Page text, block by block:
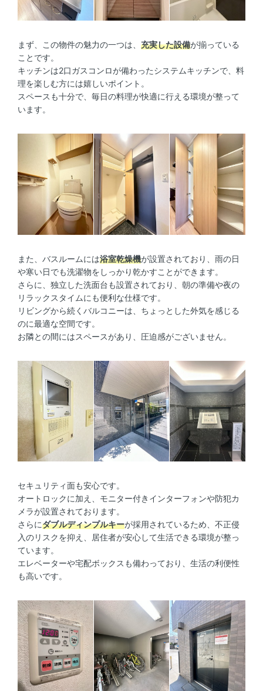
まず、この物件の魅力の一つは、 充実した設備が揃っている
ことです。
キッチンは2口ガスコンロが備わったシステムキッチンで、料
理を楽しむ方には嬉しいポイント。
スペースも十分で、毎日の料理が快適に行える環境が整って
います。
また、バスルームには浴室乾燥機が設置されており、雨の日
や寒い日でも洗濯物をしっかり乾かすことができます。
さらに、独立した洗面台も設置されており、朝の準備や夜の
リラックスタイムにも便利な仕様です。
リビングから続くバルコニーは、ちょっとした外気を感じる
のに最適な空間です。
お隣との間にはスペースがあり、圧迫感がございません。
セキュリティ面も安心です。
オートロックに加え、モニター付きインターフォンや防犯カ
メラが設置されております。
さらにダブルディンプルキーが採用されているため、不正侵
入のリスクを抑え、居住者が安心して生活できる環境が整っ
ています。
エレベーターや宅配ボックスも備わっており、生活の利便性
も高いです。